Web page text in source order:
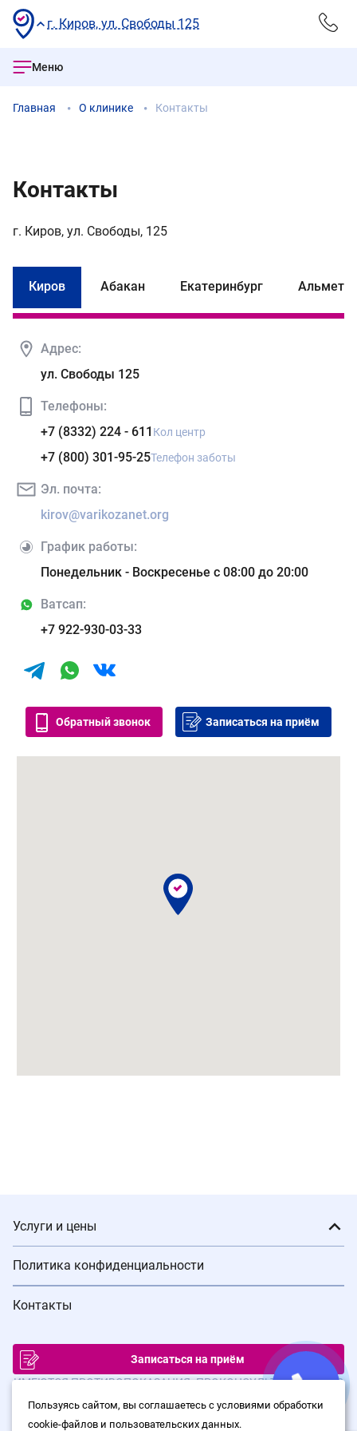
г. Киров, ул. Свободы 125
Меню
Главная О клинике Контакты
Контакты
г. Киров, ул. Свободы, 125
Киров Абакан Екатеринбург
Адрес:
ул. Свободы 125
Телефоны:
+7 (8332) 224 - 611 Кол центр
+7 (800) 301-95-25Телефон заботы
Эл. почта:
kirov@varikozanet.org
График работы:
Понедельник - Воскресенье с 08:00 до 20:00
Ватсап:
+7 922-930-03-33
Обратный звонок Записаться на приём
Услуги и цены
Политика конфиденциальности
Контакты
Записаться на приём
ИМЕЮТСЯ ПРОТИВОПОКАЗАНИЯ. ПРОКОНСУЛЬТИРУЙТЕСЬ С
© Сеть клиник лазерной хирургии «Варикоза нет», 2026
Пользуясь сайтом, вы соглашаетесь с условиями обработки
cookie-файлов и пользовательских данных.